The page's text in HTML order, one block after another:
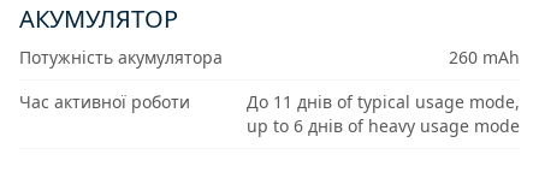
АКУМУЛЯТОР
Потужність акумулятора
260 mAh
Час активної роботи
До 11 днів of typical usage mode,
up to 6 днів of heavy usage mode